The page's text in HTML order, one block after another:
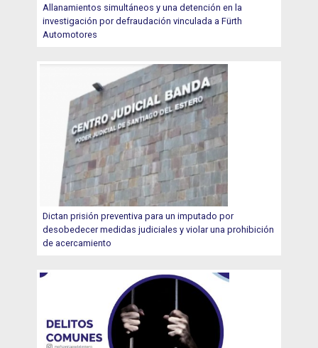
Allanamientos simultáneos y una detención en la
investigación por defraudación vinculada a Fürth
Automotores
Dictan prisión preventiva para un imputado por
desobedecer medidas judiciales y violar una prohibición
de acercamiento